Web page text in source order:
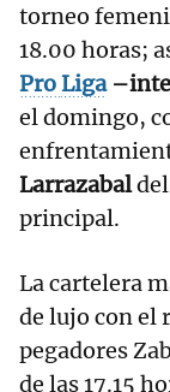
torneo
18.00 horas;
ProLiga
el domingo,
Larrazabal
principal.
La cartelera
de lujo con el
pegadores
de las 17.15